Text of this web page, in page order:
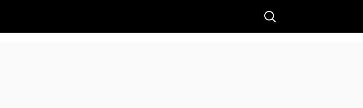
Buscar